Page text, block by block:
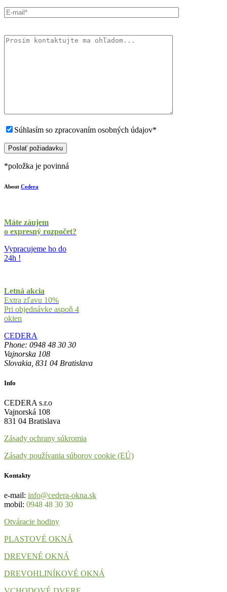
Súhlasím so zpracovaním osobných údajov*
*položka je povinná
About Cedera
Máte záujem
o expresný rozpočet?
Vypracujeme ho do
24h !
Letná akcia
Extra zľavu 10%
Pri objednávke aspoň 4
okien
CEDERA
Phone: 0948 48 30 30
Vajnorska 108
Slovakia, 831 04 Bratislava
Info
CEDERA s.r.o
Vajnorská 108
831 04 Bratislava
Zásady ochrany súkromia
Zásady používania súborov cookie (EÚ)
Kontakty
e-mail: info@cedera-okna.sk
mobil: 0948 48 30 30
Otváracie hodiny
PLASTOVÉ OKNÁ
DREVENÉ OKNÁ
DREVOHLINÍKOVÉ OKNÁ